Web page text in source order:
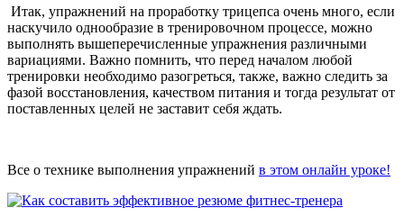
Итак, упражнений на проработку трицепса очень много, если
наскучило однообразие в тренировочном процессе, можно
выполнять вышеперечисленные упражнения различными
вариациями. Важно помнить, что перед началом любой
тренировки необходимо разогреться, также, важно следить за
фазой восстановления, качеством питания и тогда результат от
поставленных целей не заставит себя ждать.
Все о технике выполнения упражнений в этом онлайн уроке!